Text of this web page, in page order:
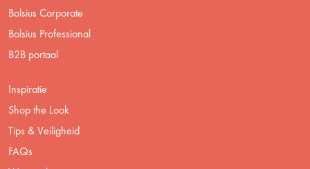
Bolsius Corporate
Bolsius Professional
B2B portaal
Inspiratie
Shop the Look
Tips & Veiligheid
FAQs